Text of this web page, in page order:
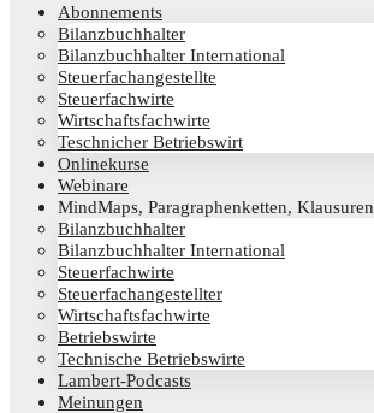
Abon­ne­ments
Bilanz­buch­hal­ter
Bilanz­buch­hal­ter International
Steu­er­fach­an­ge­stell­te
Steu­er­fach­wir­te
Wirt­schafts­fach­wir­te
Teschni­cher Betriebswirt
Online­kur­se
Web­i­na­re
Mind­Maps, Para­gra­phen­ket­ten, Klausuren
Bilanz­buch­hal­ter
Bilanz­buch­hal­ter International
Steu­er­fach­wir­te
Steu­er­fach­an­ge­stell­ter
Wirt­schafts­fach­wir­te
Betriebs­wir­te
Tech­ni­sche Betriebswirte
Lam­­bert-Pod­­casts
Mei­nun­gen